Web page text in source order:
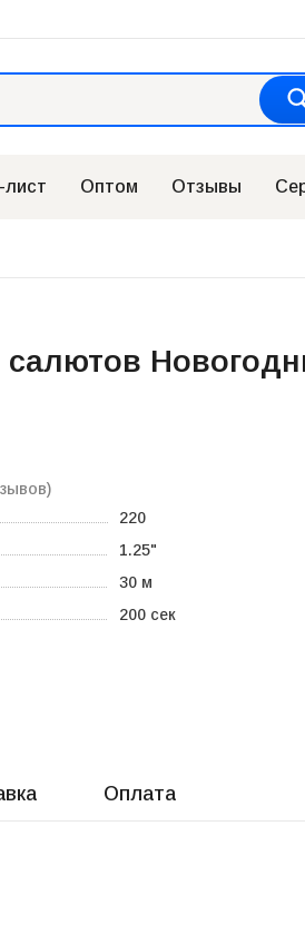
лист Оптом Отзывы
салютов
220
1.25"
30 м
200 сек
Оплата